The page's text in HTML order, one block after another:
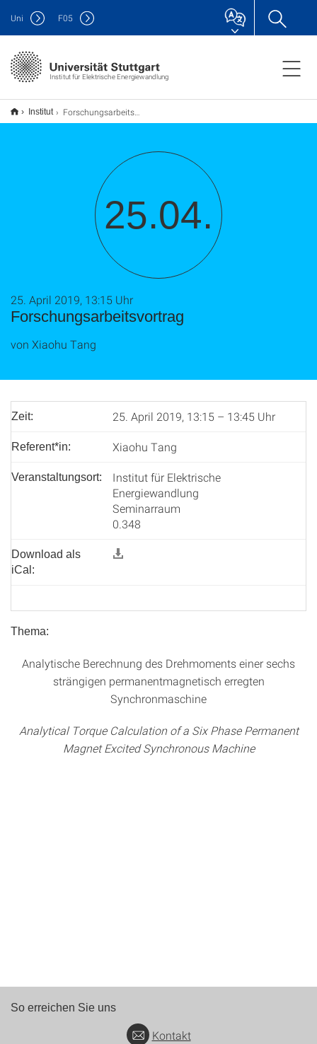
Institut für Elektrische Energiewandlung
Uni F05
Institut Forschungsarbeitsvortrag
25.04.
Forschungsarbeitsvortrag
25. April 2019, 13:15 Uhr
von Xiaohu Tang
Zeit: 25. April 2019, 13:15 – 13:45 Uhr
Referent*in: Xiaohu Tang
Veranstaltungsort:
Institut für Elektrische
Energiewandlung
Seminarraum
0.348
Download als
iCal:
Thema:
Analytische Berechnung des Drehmoments einer sechs
strängigen permanentmagnetisch erregten
Synchronmaschine
Analytical Torque Calculation of a Six Phase Permanent
Magnet Excited Synchronous Machine
So erreichen Sie uns
Kontakt